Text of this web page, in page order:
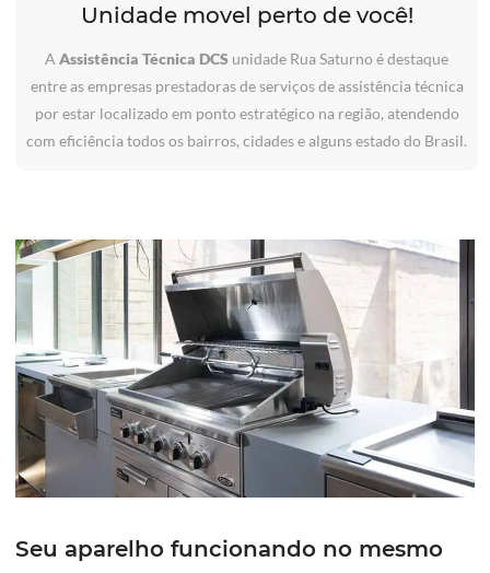
Unidade movel perto de você!
A Assistência Técnica DCS unidade Rua Saturno é destaque
entre as empresas prestadoras de serviços de assistência técnica
por estar localizado em ponto estratégico na região, atendendo
com eficiência todos os bairros, cidades e alguns estado do Brasil.
Seu aparelho funcionando no mesmo